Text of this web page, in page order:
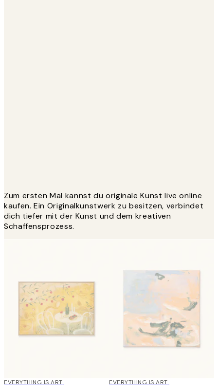
Zum ersten Mal kannst du originale Kunst live online
kaufen. Ein Originalkunstwerk zu besitzen, verbindet
dich tiefer mit der Kunst und dem kreativen
Schaffensprozess.
EVERYTHING IS ART EVERYTHING IS ART